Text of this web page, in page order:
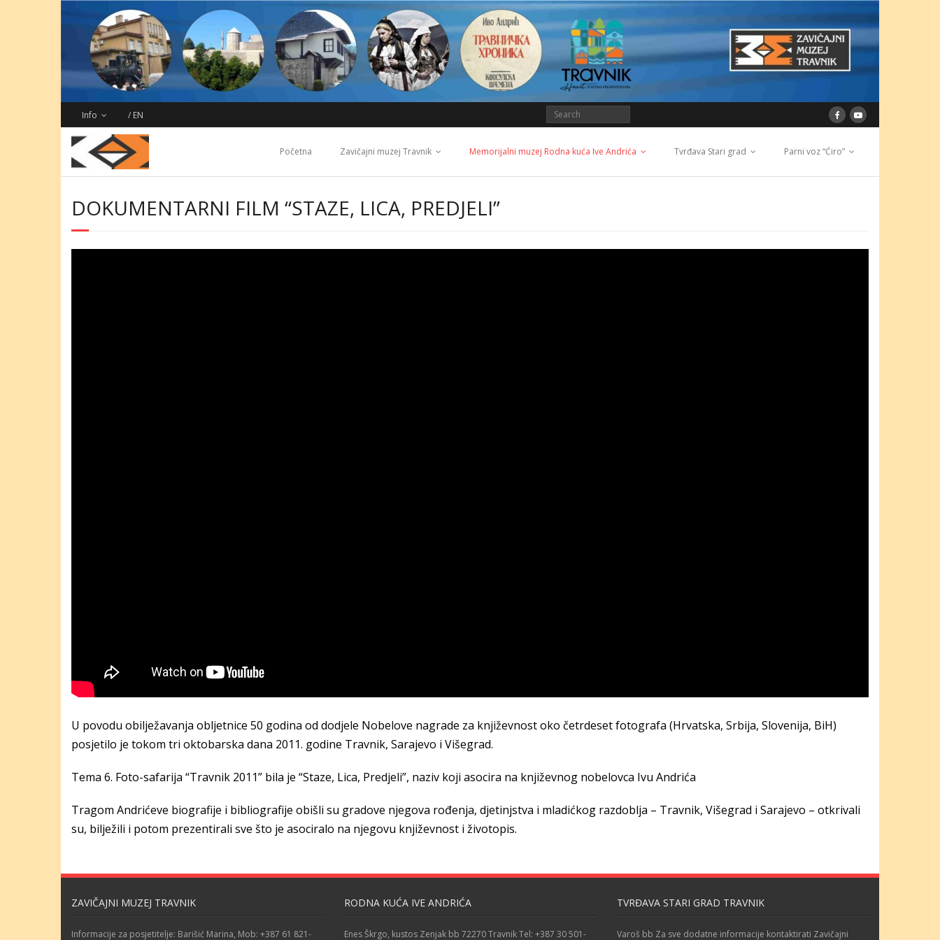
Info / EN
Početna Zavičajni muzej Travnik Memorijalni muzej Rodna kuća Ive Andrića Tvrđava Stari grad Parni voz “Ćiro”
DOKUMENTARNI FILM “STAZE, LICA, PREDJELI”
U povodu obilježavanja obljetnice 50 godina od dodjele Nobelove nagrade za književnost oko četrdeset fotografa (Hrvatska, Srbija, Slovenija, BiH)
posjetilo je tokom tri oktobarska dana 2011. godine Travnik, Sarajevo i Višegrad.
Tema 6. Foto-safarija “Travnik 2011” bila je “Staze, Lica, Predjeli”, naziv koji asocira na književnog nobelovca Ivu Andrića
Tragom Andrićeve biografije i bibliografije obišli su gradove njegova rođenja, djetinjstva i mladićkog razdoblja – Travnik, Višegrad i Sarajevo – otkrivali
su, bilježili i potom prezentirali sve što je asociralo na njegovu književnost i životopis.
ZAVIČAJNI MUZEJ TRAVNIK
Informacije za posjetitelje: Barišić Marina, Mob: +387 61 821-
RODNA KUĆA IVE ANDRIĆA
Enes Škrgo, kustos Zenjak bb 72270 Travnik Tel: +387 30 501-
TVRĐAVA STARI GRAD TRAVNIK
Varoš bb Za sve dodatne informacije kontaktirati Zavičajni